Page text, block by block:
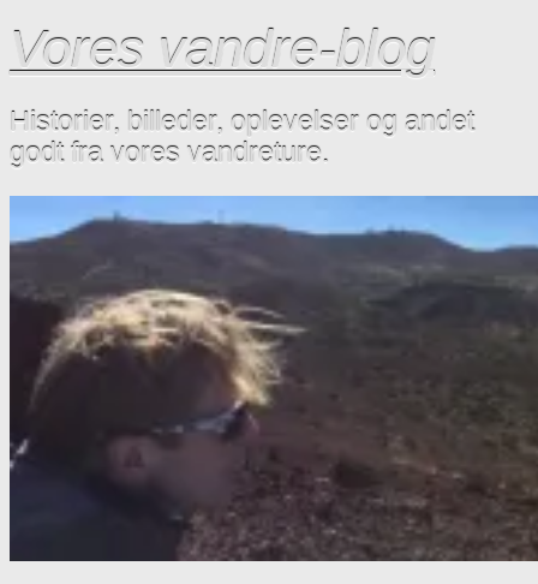
Vores vandre-blog
Historier, billeder, oplevelser og andet
godt fra vores vandreture.